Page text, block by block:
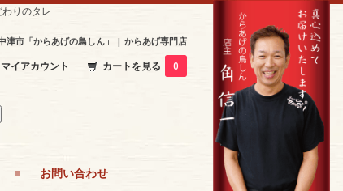
りのタレ
津市「からあげの鳥しん」 | からあげ専門店
マイアカウント カートを見る 0
お問い合わせ